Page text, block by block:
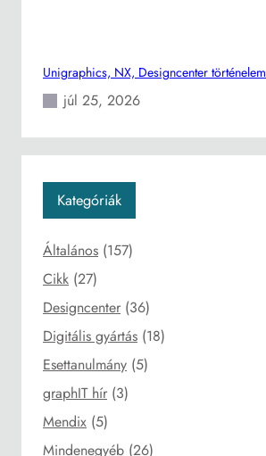
Unigraphics, NX, Designcenter történelem
júl 25, 2026
Kategóriák
Általános (157)
Cikk (27)
Designcenter (36)
Digitális gyártás (18)
Esettanulmány (5)
graphIT hír (3)
Mendix (5)
Mindenegyéb (26)